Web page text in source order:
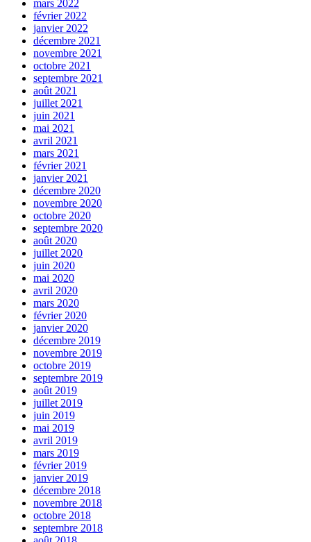
mars 2022
février 2022
janvier 2022
décembre 2021
novembre 2021
octobre 2021
septembre 2021
août 2021
juillet 2021
juin 2021
mai 2021
avril 2021
mars 2021
février 2021
janvier 2021
décembre 2020
novembre 2020
octobre 2020
septembre 2020
août 2020
juillet 2020
juin 2020
mai 2020
avril 2020
mars 2020
février 2020
janvier 2020
décembre 2019
novembre 2019
octobre 2019
septembre 2019
août 2019
juillet 2019
juin 2019
mai 2019
avril 2019
mars 2019
février 2019
janvier 2019
décembre 2018
novembre 2018
octobre 2018
septembre 2018